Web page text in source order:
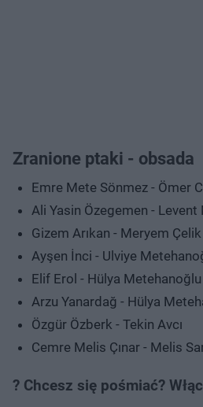
Zranione ptaki - obsada
Emre Mete Sönmez - Ömer
Ali Yasin Özegemen -
Gizem Arıkan - Meryem Çelik
Ayşen İnci - Ulviye
Elif Erol - Hülya Metehanoğlu
Arzu Yanardağ - Hülya
Özgür Özberk - Tekin Avcı
Cemre Melis Çınar - Melis
? Chcesz się pośmiać?